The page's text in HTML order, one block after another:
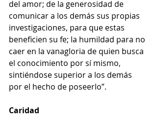
del amor; de la generosidad de
comunicar a los demás sus propias
investigaciones, para que estas
beneficien su fe; la humildad para no
caer en la vanagloria de quien busca
el conocimiento por sí mismo,
sintiéndose superior a los demás
por el hecho de poseerlo”.
Caridad